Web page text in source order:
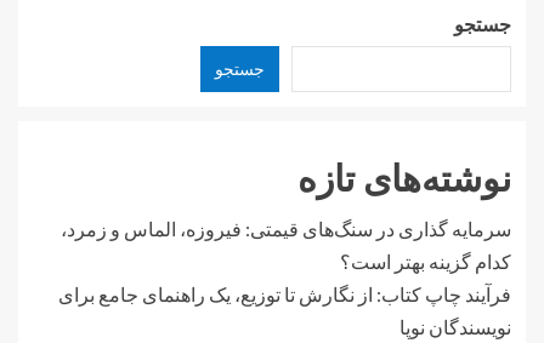
جستجو
جستجو
نوشته‌های تازه
سرمایه گذاری در سنگ‌های قیمتی: فیروزه، الماس و زمرد،
کدام گزینه بهتر است؟
فرآیند چاپ کتاب: از نگارش تا توزیع، یک راهنمای جامع برای
نویسندگان نوپا